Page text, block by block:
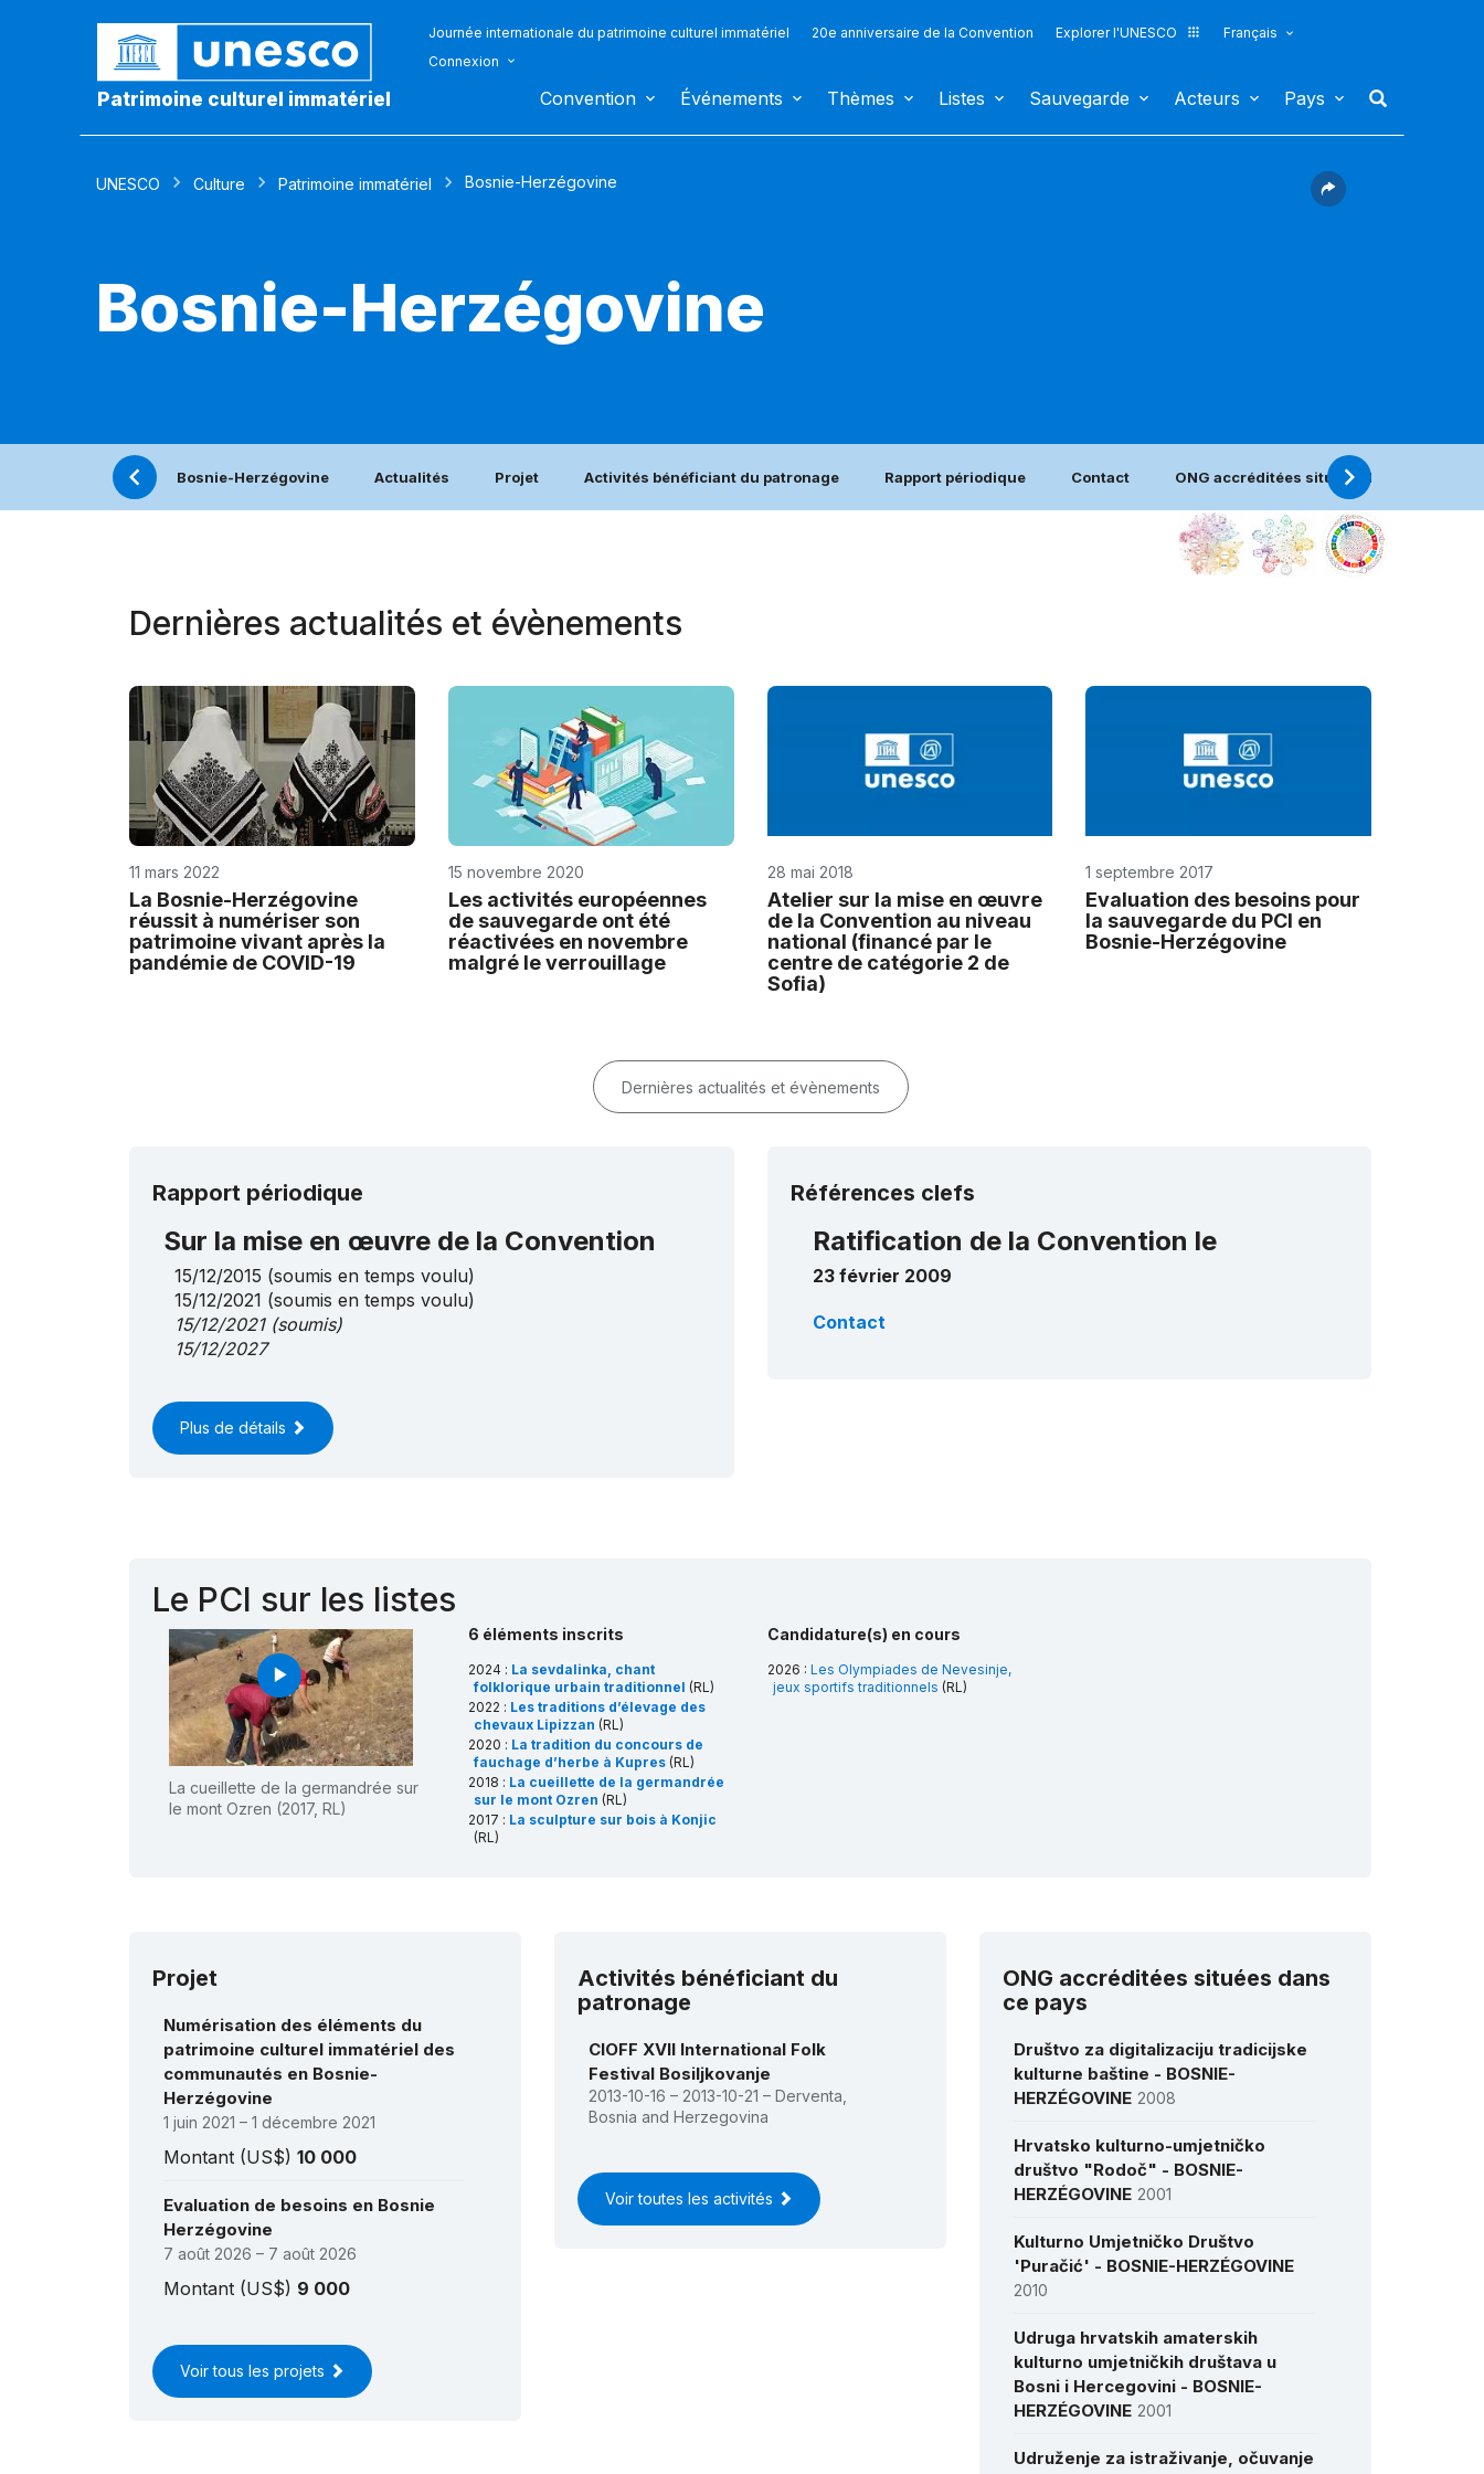
Patrimoine culturel immatériel
Journée internationale du patrimoine culturel immatériel 20e anniversaire de la Convention Explorer l'UNESCO
Français
Connexion
Convention Événements Thèmes Listes Sauvegarde Acteurs Pays
UNESCO Culture Patrimoine immatériel Bosnie-Herzégovine
Bosnie-Herzégovine
Bosnie-Herzégovine Actualités Projet Activités bénéficiant du patronage Rapport périodique Contact ONG accréditées situées dans ce pays
Dernières actualités et évènements
11 mars 2022
La Bosnie-Herzégovine
réussit à numériser son
patrimoine vivant après la
pandémie de COVID-19
15 novembre 2020
Les activités européennes
de sauvegarde ont été
réactivées en novembre
malgré le verrouillage
28 mai 2018
Atelier sur la mise en œuvre
de la Convention au niveau
national (financé par le
centre de catégorie 2 de
Sofia)
1 septembre 2017
Evaluation des besoins pour
la sauvegarde du PCI en
Bosnie-Herzégovine
Dernières actualités et évènements
Rapport périodique
Sur la mise en œuvre de la Convention
15/12/2015 (soumis en temps voulu)
15/12/2021 (soumis en temps voulu)
15/12/2021(soumis)
15/12/2027
Plus de détails
Références clefs
Ratification de la Convention le
23 février 2009
Contact
Le PCI sur les listes
play_arrow
La cueillette de la germandrée sur
le mont Ozren (2017, RL)
6 éléments inscrits
2024 : La sevdalinka, chant
folklorique urbain traditionnel (RL)
2022 : Les traditions d’élevage des
chevaux Lipizzan (RL)
2020 : La tradition du concours de
fauchage d’herbe à Kupres (RL)
2018 : La cueillette de la germandrée
sur le mont Ozren (RL)
2017 : La sculpture sur bois à Konjic
(RL)
Candidature(s) en cours
2026 : Les Olympiades de Nevesinje,
jeux sportifs traditionnels (RL)
Projet
Numérisation des éléments du
patrimoine culturel immatériel des
communautés en Bosnie-
Herzégovine
1 juin 2021 – 1 décembre 2021
Montant (US$) 10 000
Evaluation de besoins en Bosnie
Herzégovine
7 août 2026 – 7 août 2026
Montant (US$) 9 000
Voir tous les projets
Activités bénéficiant du
patronage
CIOFF XVII International Folk
Festival Bosiljkovanje
2013-10-16 – 2013-10-21 – Derventa,
Bosnia and Herzegovina
Voir toutes les activités
ONG accréditées situées dans
ce pays
Društvo za digitalizaciju tradicijske
kulturne baštine - BOSNIE-
HERZÉGOVINE 2008
Hrvatsko kulturno-umjetničko
društvo "Rodoč" - BOSNIE-
HERZÉGOVINE 2001
Kulturno Umjetničko Društvo
'Puračić' - BOSNIE-HERZÉGOVINE
2010
Udruga hrvatskih amaterskih
kulturno umjetničkih društava u
Bosni i Hercegovini - BOSNIE-
HERZÉGOVINE 2001
Udruženje za istraživanje, očuvanje